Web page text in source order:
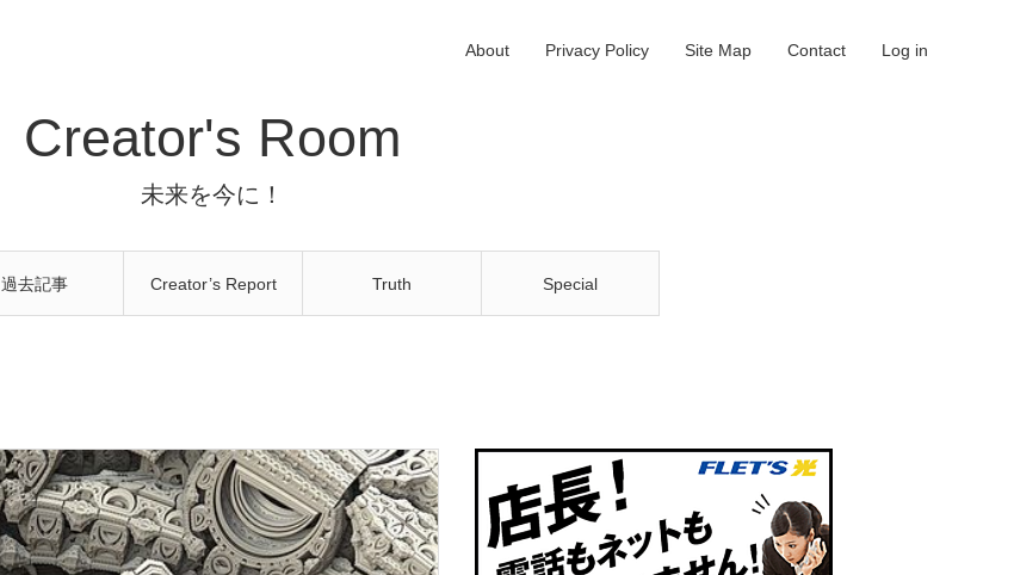
Creator's Room
未来を今に！
過去記事 Creator’s Report Truth Special
About Privacy Policy Site Map Contact Log in